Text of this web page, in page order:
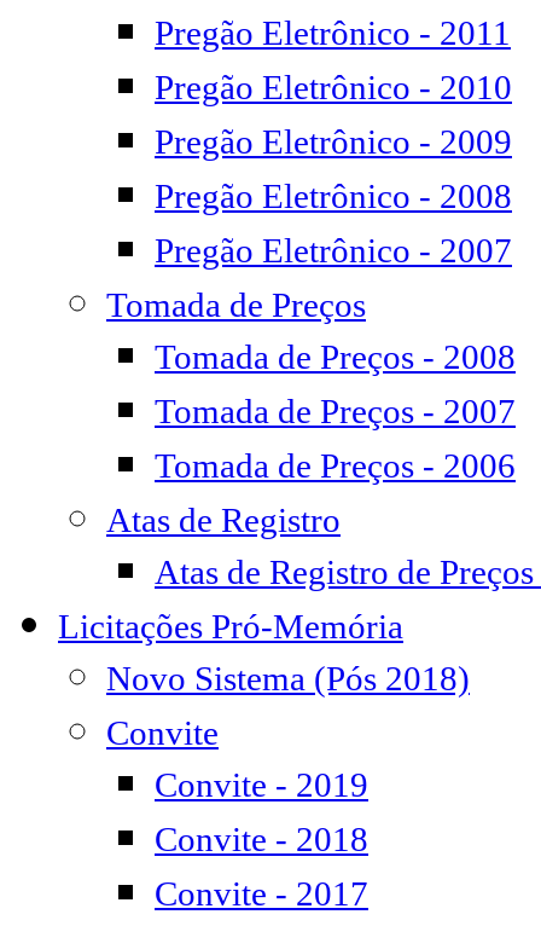
Pregão Eletrônico - 2011
Pregão Eletrônico - 2010
Pregão Eletrônico - 2009
Pregão Eletrônico - 2008
Pregão Eletrônico - 2007
Tomada de Preços
Tomada de Preços - 2008
Tomada de Preços - 2007
Tomada de Preços - 2006
Atas de Registro
Atas de Registro de
Licitações Pró-Memória
Novo Sistema (Pós 2018)
Convite
Convite - 2019
Convite - 2018
Convite - 2017